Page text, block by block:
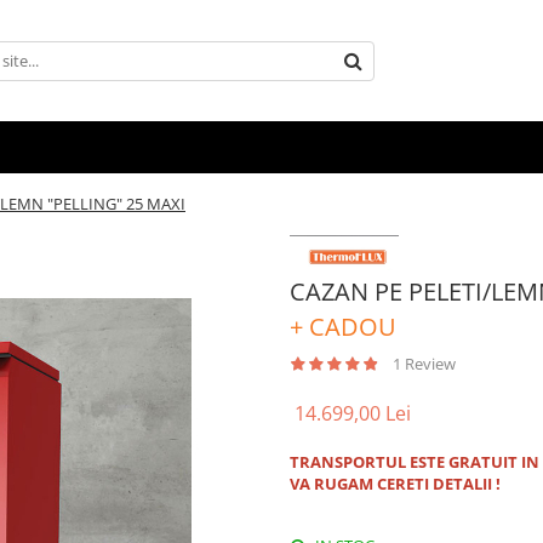
"PELLING" 25 MAXI
CAZAN PE PELETI/
+ CADOU
1 Review
14.699,00 Lei
TRANSPORTUL ESTE GRATUIT
VA RUGAM CERETI DETALII !